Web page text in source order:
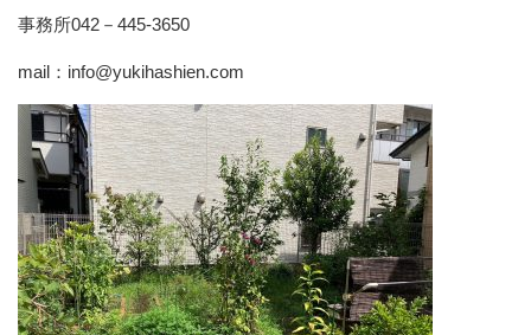
事務所042－445-3650
mail：info@yukihashien.com